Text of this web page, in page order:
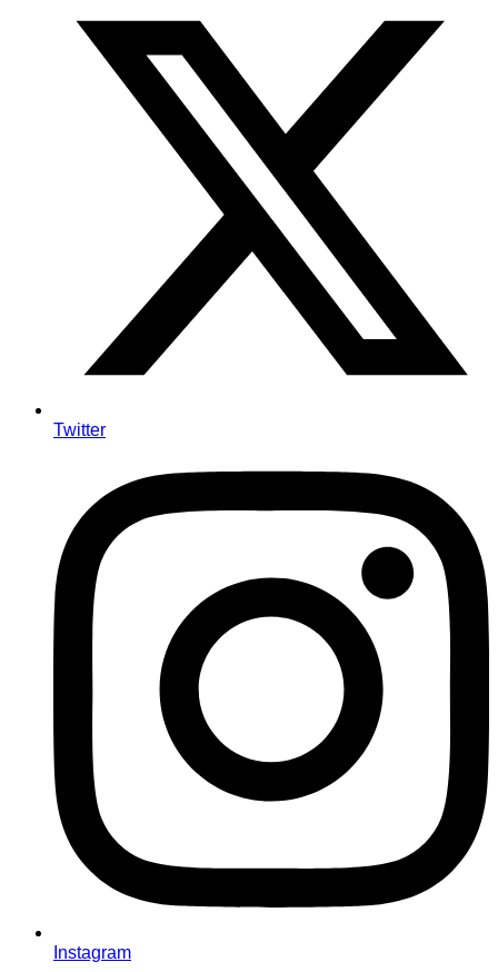
Twitter
Instagram